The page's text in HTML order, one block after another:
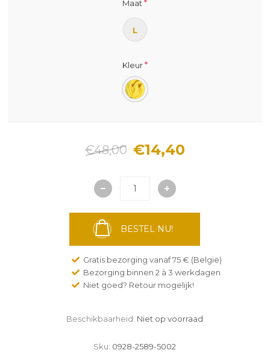
Maat *
L
Kleur*
€48,00 €14,40
BESTEL NU!
Gratis bezorging vanaf 75 € (België)
Bezorging binnen 2 à 3 werkdagen
Niet goed? Retour mogelijk!
Beschikbaarheid: Niet op voorraad
Sku: 0928-2589-5002